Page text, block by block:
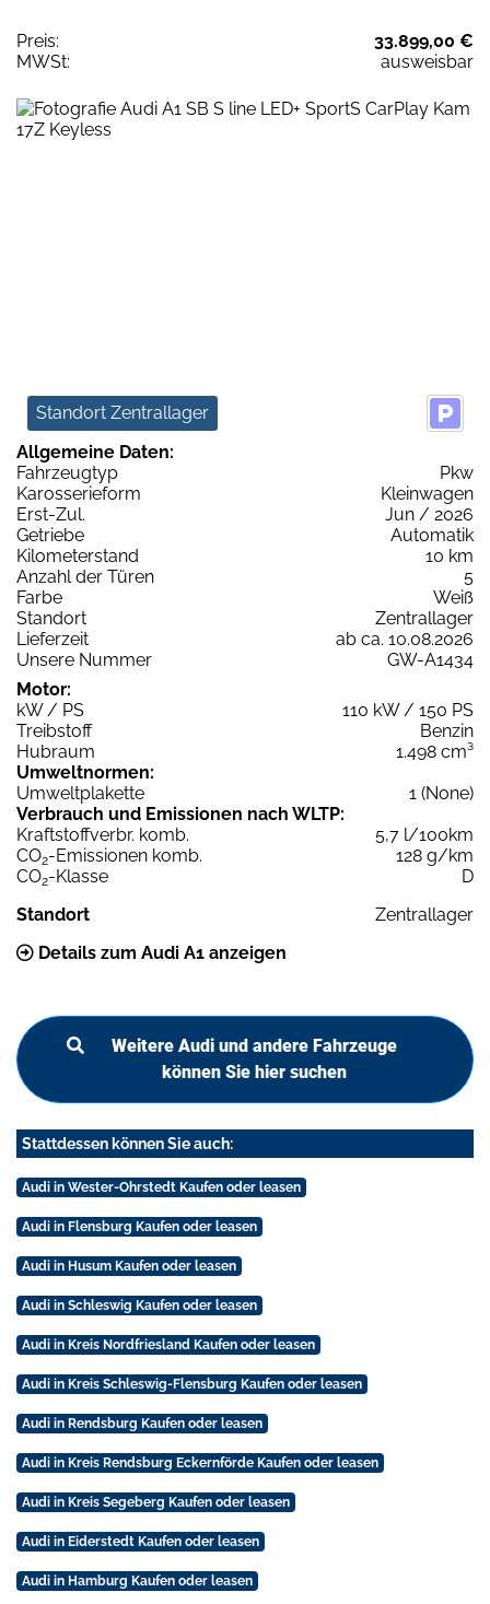
Preis:
33.899,00 €
MWSt:
ausweisbar
Standort Zentrallager
Allgemeine Daten:
Fahrzeugtyp
Pkw
Karosserieform
Kleinwagen
Erst-Zul.
Jun / 2026
Getriebe
Automatik
Kilometerstand
10 km
Anzahl der Türen
5
Farbe
Weiß
Standort
Zentrallager
Lieferzeit
ab ca. 10.08.2026
Unsere Nummer
GW-A1434
Motor:
kW / PS
110 kW / 150 PS
Treibstoff
Benzin
Hubraum
1.498 cm³
Umweltnormen:
Umweltplakette
1 (None)
Verbrauch und Emissionen nach WLTP:
Kraftstoffverbr. komb.
5,7 l/100km
CO2-Emissionen komb.
128 g/km
CO2-Klasse
D
Standort
Zentrallager
Details zum Audi A1 anzeigen
Weitere Audi und andere Fahrzeuge
können Sie hier suchen
Stattdessen können Sie auch:
Audi in Wester-Ohrstedt Kaufen oder leasen
Audi in Flensburg Kaufen oder leasen
Audi in Husum Kaufen oder leasen
Audi in Schleswig Kaufen oder leasen
Audi in Kreis Nordfriesland Kaufen oder leasen
Audi in Kreis Schleswig-Flensburg Kaufen oder leasen
Audi in Rendsburg Kaufen oder leasen
Audi in Kreis Rendsburg Eckernförde Kaufen oder leasen
Audi in Kreis Segeberg Kaufen oder leasen
Audi in Eiderstedt Kaufen oder leasen
Audi in Hamburg Kaufen oder leasen